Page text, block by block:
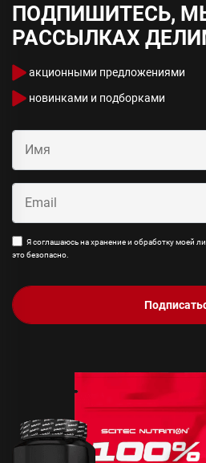
ПОДПИШИТЕСЬ,
РАССЫЛКАХ
акционными предложениями
новинками и подборками
Я соглашаюсь на хранение и обработку моей
это безопасно.